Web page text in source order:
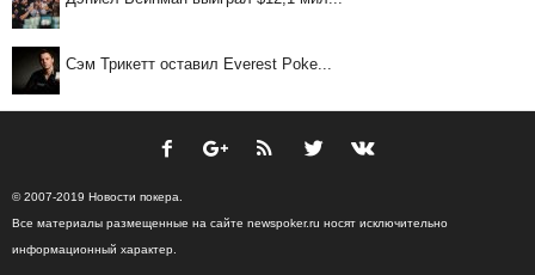
Сэм Трикетт оставил Everest Poke...
© 2007-2019 Новости покера.
Все материалы размещенные на сайте newspoker.ru носят исключительно
информационный характер.